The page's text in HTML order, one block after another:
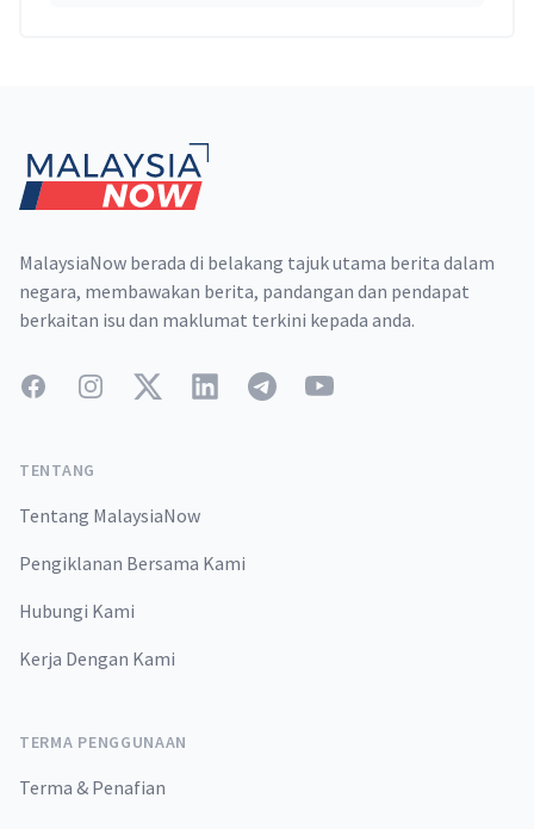
MalaysiaNow berada di belakang tajuk utama berita dalam
negara, membawakan berita, pandangan dan pendapat
berkaitan isu dan maklumat terkini kepada anda.
FacebookInstagramTwitterLinkedInTelegramYouTube
TENTANG
Tentang MalaysiaNow
Pengiklanan Bersama Kami
Hubungi Kami
Kerja Dengan Kami
TERMA PENGGUNAAN
Terma & Penafian